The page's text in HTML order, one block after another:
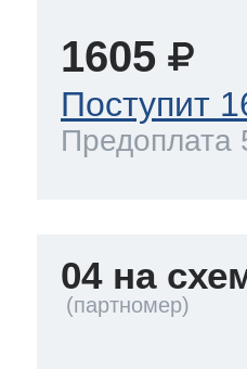
1605
Поступит
Предоплата
04 на